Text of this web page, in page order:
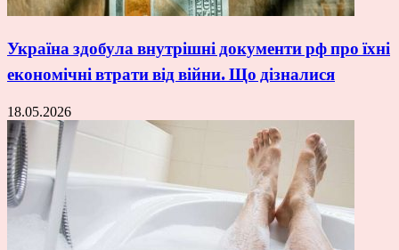
Україна здобула внутрішні документи рф про їхні
економічні втрати від війни. Що дізналися
18.05.2026